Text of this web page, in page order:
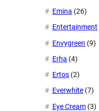
Emina (26)
Entertainment
Envygreen (9)
Erha (4)
Ertos (2)
Everwhite (7)
Eye Cream (3)